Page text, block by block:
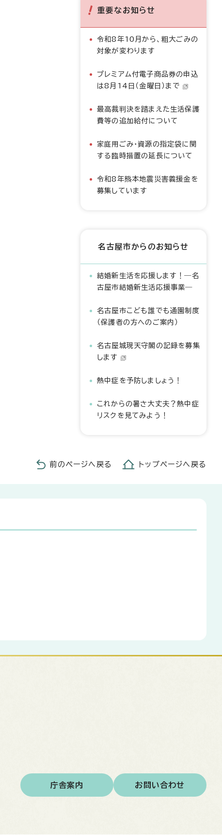
重要なお知らせ
令和8年10月から、粗大ごみの
対象が変わります
プレミアム付電子商品券の申込
は8月14日（金曜日）まで
最高裁判決を踏まえた生活保護
費等の追加給付について
家庭用ごみ・資源の指定袋に関
する臨時措置の延長について
令和8年熊本地震災害義援金を
募集しています
名古屋市からのお知らせ
結婚新生活を応援します！―名
古屋市結婚新生活応援事業―
名古屋市こども誰でも通園制度
（保護者の方へのご案内）
名古屋城現天守閣の記録を募集
します
熱中症を予防しましょう！
これからの暑さ大丈夫？熱中症
リスクを見てみよう！
前のページへ戻る トップページへ戻る
庁舎案内 お問い合わせ